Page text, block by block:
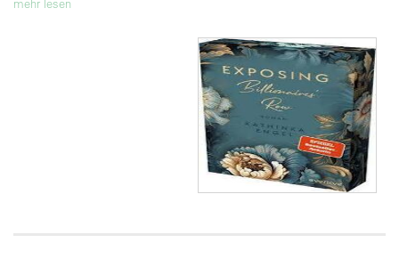
mehr lesen